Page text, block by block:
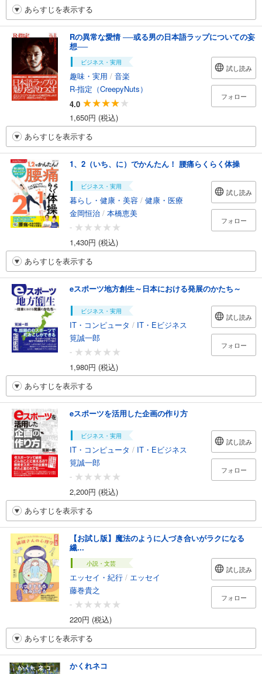
あらすじを表示する
Rの異常な愛情 ──或る男の日本語ラップについての妄
想──
ビジネス・実用
趣味・実用 / 音楽
R-指定（CreepyNuts）
4.0
1,650円 (税込)
試し読み
フォロー
あらすじを表示する
1、2（いち、に）でかんたん！ 腰痛らくらく体操
ビジネス・実用
暮らし・健康・美容 / 健康・医療
金岡恒治 / 本橋恵美
-
1,430円 (税込)
試し読み
フォロー
あらすじを表示する
eスポーツ地方創生～日本における発展のかたち～
ビジネス・実用
IT・コンピュータ / IT・Eビジネス
筧誠一郎
-
1,980円 (税込)
試し読み
フォロー
あらすじを表示する
eスポーツを活用した企画の作り方
ビジネス・実用
IT・コンピュータ / IT・Eビジネス
筧誠一郎
-
2,200円 (税込)
試し読み
フォロー
あらすじを表示する
【お試し版】魔法のように人づき合いがラクになる
繊...
小説・文芸
エッセイ・紀行 / エッセイ
藤巻貴之
-
220円 (税込)
試し読み
フォロー
あらすじを表示する
かくれネコ